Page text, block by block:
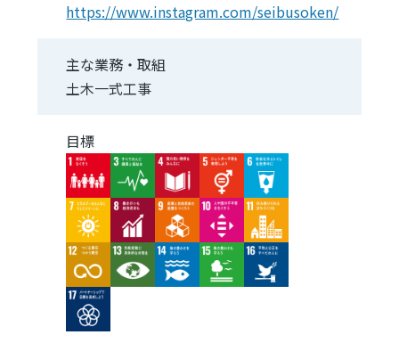
https://www.instagram.com/seibusoken/
主な業務・取組
土木一式工事
目標
Image
Image Image Image Image
Image Image Image Image Image
Image Image Image Image Image
Image